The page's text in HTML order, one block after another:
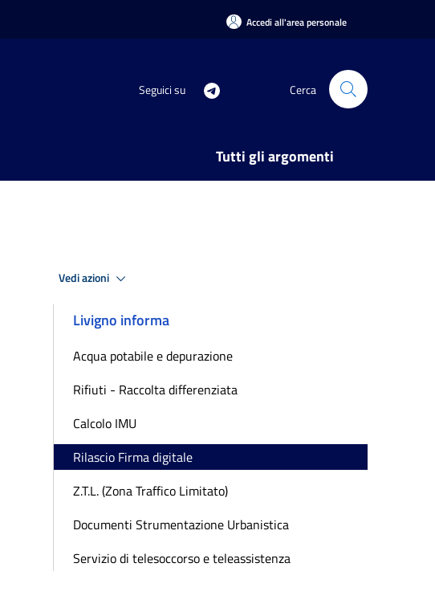
Accedi all'area personale
Seguici su Cerca
Tutti gli argomenti
Vedi azioni
Livigno informa
Acqua potabile e depurazione
Rifiuti - Raccolta differenziata
Calcolo IMU
Rilascio Firma digitale
Z.T.L. (Zona Traffico Limitato)
Documenti Strumentazione Urbanistica
Servizio di telesoccorso e teleassistenza